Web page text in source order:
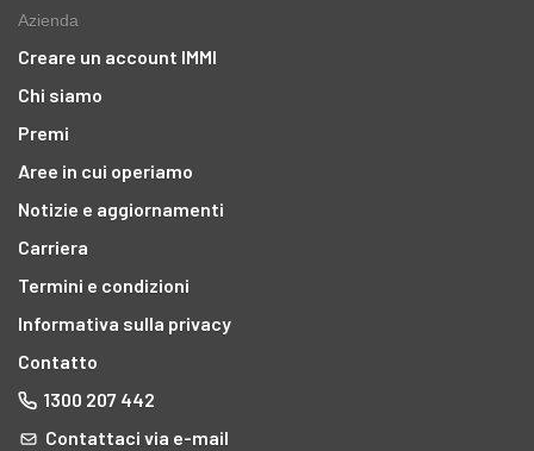
Azienda
Creare un account IMMI
Chi siamo
Premi
Aree in cui operiamo
Notizie e aggiornamenti
Carriera
Termini e condizioni
Informativa sulla privacy
Contatto
1300 207 442
Contattaci via e-mail